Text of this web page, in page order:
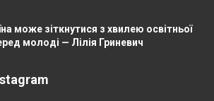
може зіткнутися з хвилею освітньої
молоді — Лілія Гриневич